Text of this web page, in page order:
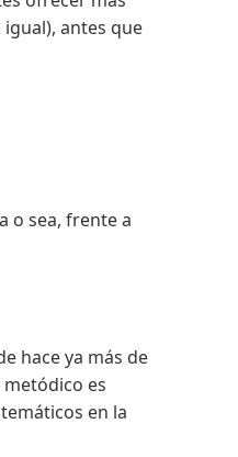
antes que
o sea, frente a
hace ya más de
es
en la